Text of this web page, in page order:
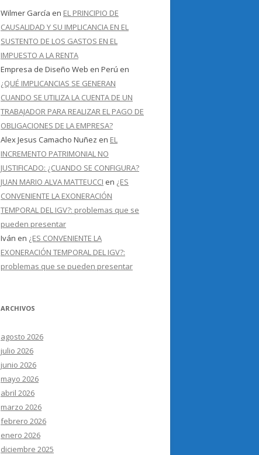
Wilmer García en EL PRINCIPIO DE
CAUSALIDAD Y SU IMPLICANCIA EN EL
SUSTENTO DE LOS GASTOS EN EL
IMPUESTO A LA RENTA
Empresa de Diseño Web en Perú en
¿QUÉ IMPLICANCIAS SE GENERAN
CUANDO SE UTILIZA LA CUENTA DE UN
TRABAJADOR PARA REALIZAR EL PAGO DE
OBLIGACIONES DE LA EMPRESA?
Alex Jesus Camacho Nuñez en EL
INCREMENTO PATRIMONIAL NO
JUSTIFICADO: ¿CUANDO SE CONFIGURA?
JUAN MARIO ALVA MATTEUCCI en ¿ES
CONVENIENTE LA EXONERACIÓN
TEMPORAL DEL IGV?: problemas que se
pueden presentar
Iván en ¿ES CONVENIENTE LA
EXONERACIÓN TEMPORAL DEL IGV?:
problemas que se pueden presentar
ARCHIVOS
agosto 2026
julio 2026
junio 2026
mayo 2026
abril 2026
marzo 2026
febrero 2026
enero 2026
diciembre 2025